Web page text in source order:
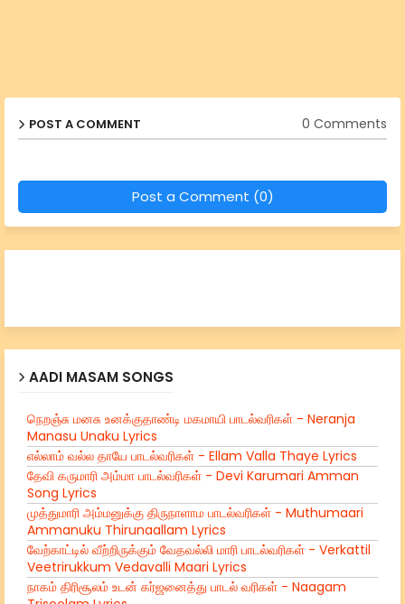
POST A COMMENT 0 Comments
Post a Comment (0)
AADI MASAM SONGS
நெறஞ்சு மனசு உனக்குதாண்டி மகமாயி பாடல்வரிகள் - Neranja
Manasu Unaku Lyrics
எல்லாம் வல்ல தாயே பாடல்வரிகள் - Ellam Valla Thaye Lyrics
தேவி கருமாரி அம்மா பாடல்வரிகள் - Devi Karumari Amman
Song Lyrics
முத்துமாரி அம்மனுக்கு திருநாளாம பாடல்வரிகள் - Muthumaari
Ammanuku Thirunaallam Lyrics
வேற்காட்டில் வீற்றிருக்கும் வேதவல்லி மாரி பாடல்வரிகள் - Verkattil
Veetrirukkum Vedavalli Maari Lyrics
நாகம் திரிசூலம் உடன் கர்ஜனைத்து பாடல் வரிகள் - Naagam